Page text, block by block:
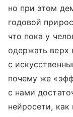
но при этом
годовой
что пока у
одержать верх
с
почему же
с нами
нейросети,